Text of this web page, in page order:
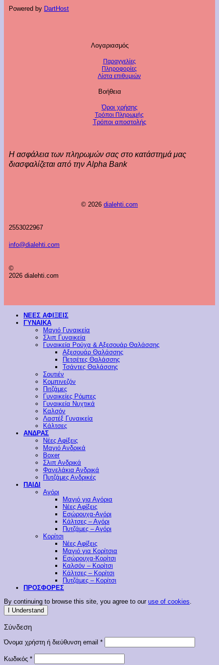
Powered by DartHost
Λογαριασμός
Παραγγελίες
Πληροφορίες
Λίστα επιθυμιών
Βοήθεια
Όροι χρήσης
Τρόποι Πληρωμής
Τρόποι αποστολής
Η ασφάλεια των πληρωμών σας στο κατάστημά μας
διασφαλίζεται από την Alpha Bank
© 2026 dialehti.com
2553022967
info@dialehti.com
©
2026 dialehti.com
ΝΕΕΣ ΑΦΙΞΕΙΣ
ΓΥΝΑΙΚΑ
Μαγιό Γυναικεία
Σλιπ Γυναικεία
Γυναικεία Ρούχα & Αξεσουάρ Θαλάσσης
Αξεσουάρ Θαλάσσης
Πετσέτες Θαλάσσης
Τσάντες Θαλάσσης
Σουτιέν
Κομπινεζόν
Πιτζάμες
Γυναικείες Ρόμπες
Γυναικεία Νυχτικά
Καλσόν
Λαστέξ Γυναικεία
Κάλτσες
ΑΝΔΡΑΣ
Νέες Αφίξεις
Μαγιό Ανδρικά
Boxer
Σλιπ Ανδρικά
Φανελάκια Ανδρικά
Πυτζάμες Ανδρικές
ΠΑΙΔΙ
Αγόρι
Μαγιό για Αγόρια
Νέες Αφίξεις
Εσώρουχα-Αγόρι
Κάλτσες – Αγόρι
Πυτζάμες – Αγόρι
Κορίτσι
Νέες Αφίξεις
Μαγιό για Κορίτσια
Εσώρουχα-Κορίτσι
Καλσόν – Κορίτσι
Κάλτσες – Κορίτσι
Πυτζάμες – Κορίτσι
ΠΡΟΣΦΟΡΕΣ
By continuing to browse this site, you agree to our use of cookies
I Understand
Σύνδεση
Όνομα χρήστη ή διεύθυνση email *Απαιτείται
Κωδικός *Απαιτείται